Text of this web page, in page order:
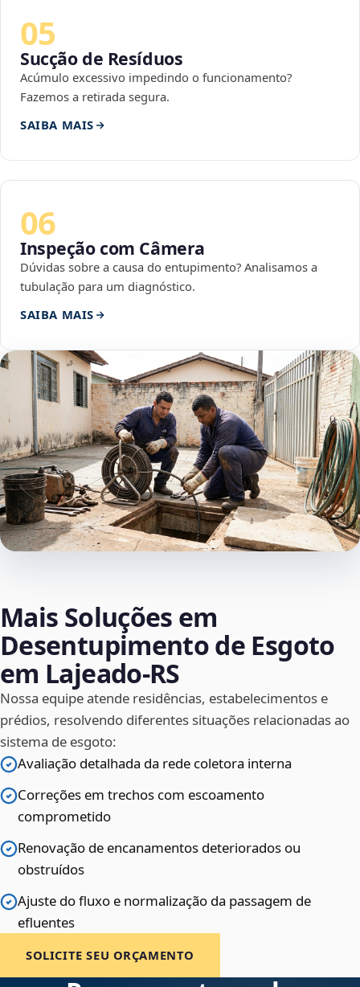
05
Sucção de Resíduos
Acúmulo excessivo impedindo o funcionamento?
Fazemos a retirada segura.
SAIBA MAIS
06
Inspeção com Câmera
Dúvidas sobre a causa do entupimento? Analisamos a
tubulação para um diagnóstico.
SAIBA MAIS
Mais Soluções em
Desentupimento de Esgoto
em Lajeado‑RS
Nossa equipe atende residências, estabelecimentos e
prédios, resolvendo diferentes situações relacionadas ao
sistema de esgoto:
Avaliação detalhada da rede coletora interna
Correções em trechos com escoamento
comprometido
Renovação de encanamentos deteriorados ou
obstruídos
Ajuste do fluxo e normalização da passagem de
efluentes
SOLICITE SEU ORÇAMENTO